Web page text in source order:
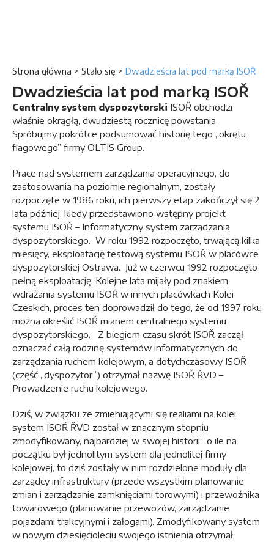
Strona główna > Stało się > Dwadzieścia lat pod marką ISOŘ
Dwadzieścia lat pod marką ISOŘ
Centralny system dyspozytorski ISOŘ obchodzi
właśnie okrągłą, dwudziestą rocznicę powstania.
Spróbujmy pokrótce podsumować historię tego „okrętu
flagowego” firmy OLTIS Group.
Prace nad systemem zarządzania operacyjnego, do
zastosowania na poziomie regionalnym, zostały
rozpoczęte w 1986 roku, ich pierwszy etap zakończył się 2
lata później, kiedy przedstawiono wstępny projekt
systemu ISOŘ – Informatyczny system zarządzania
dyspozytorskiego. W roku 1992 rozpoczęto, trwającą kilka
miesięcy, eksploatację testową systemu ISOŘ w placówce
dyspozytorskiej Ostrawa. Już w czerwcu 1992 rozpoczęto
pełną eksploatację. Kolejne lata mijały pod znakiem
wdrażania systemu ISOŘ w innych placówkach Kolei
Czeskich, proces ten doprowadził do tego, że od 1997 roku
można określić ISOŘ mianem centralnego systemu
dyspozytorskiego. Z biegiem czasu skrót ISOŘ zaczął
oznaczać całą rodzinę systemów informatycznych do
zarządzania ruchem kolejowym, a dotychczasowy ISOŘ
(część „dyspozytor”) otrzymał nazwę ISOŘ ŘVD –
Prowadzenie ruchu kolejowego.
Dziś, w związku ze zmieniającymi się realiami na kolei,
system ISOŘ ŘVD został w znacznym stopniu
zmodyfikowany, najbardziej w swojej historii: o ile na
początku był jednolitym system dla jednolitej firmy
kolejowej, to dziś zostały w nim rozdzielone moduły dla
zarządcy infrastruktury (przede wszystkim planowanie
zmian i zarządzanie zamknięciami torowymi) i przewoźnika
towarowego (planowanie przewozów, zarządzanie
pojazdami trakcyjnymi i załogami). Zmodyfikowany system
w nowym dziesięcioleciu swojego istnienia otrzymał